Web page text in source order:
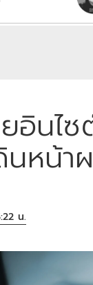
ยอิน
นหน้
น.